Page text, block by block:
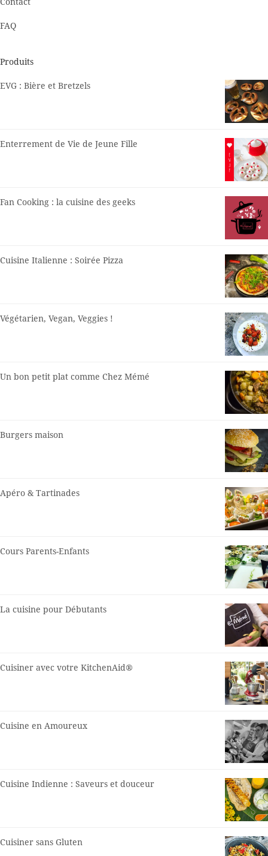
FAQ
Produits
EVG : Bière et Bretzels
Enterrement de Vie de Jeune Fille
Fan Cooking : la cuisine des geeks
Cuisine Italienne : Soirée Pizza
Végétarien, Vegan, Veggies !
Un bon petit plat comme Chez Mémé
Burgers maison
Apéro & Tartinades
Cours Parents-Enfants
La cuisine pour Débutants
Cuisiner avec votre KitchenAid®
Cuisine en Amoureux
Cuisine Indienne : Saveurs et douceur
Cuisiner sans Gluten